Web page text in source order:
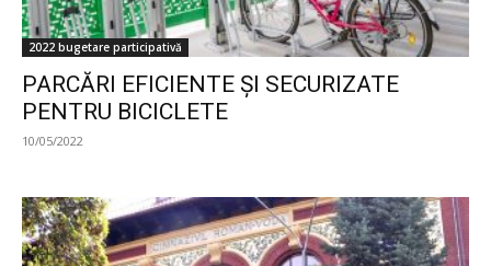
2022 bugetare participativă
PARCĂRI EFICIENTE ȘI SECURIZATE
PENTRU BICICLETE
10/05/2022